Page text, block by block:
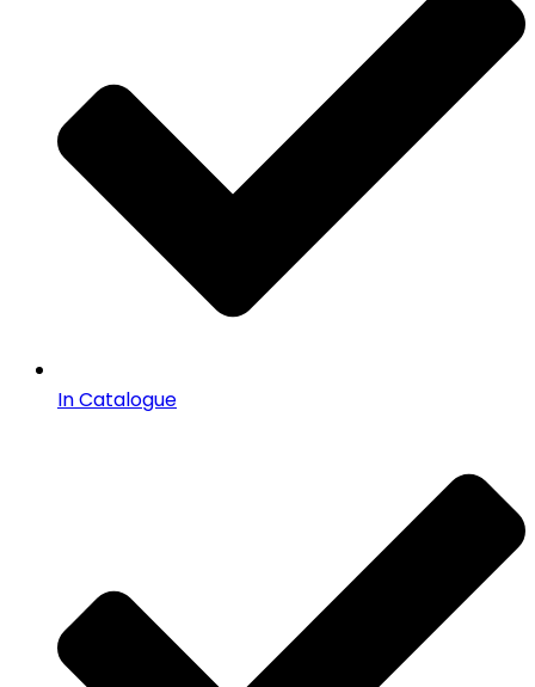
In Catalogue